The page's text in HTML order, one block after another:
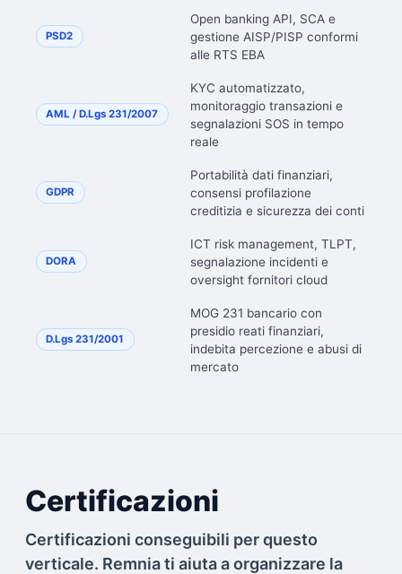
PSD2
Open banking API, SCA e
gestione AISP/PISP conformi
alle RTS EBA
AML / D.Lgs 231/2007
KYC automatizzato,
monitoraggio transazioni e
segnalazioni SOS in tempo
reale
GDPR
Portabilità dati finanziari,
consensi profilazione
creditizia e sicurezza dei conti
DORA
ICT risk management, TLPT,
segnalazione incidenti e
oversight fornitori cloud
D.Lgs 231/2001
MOG 231 bancario con
presidio reati finanziari,
indebita percezione e abusi di
mercato
Certificazioni
Certificazioni conseguibili per questo
verticale. Remnia ti aiuta a organizzare la